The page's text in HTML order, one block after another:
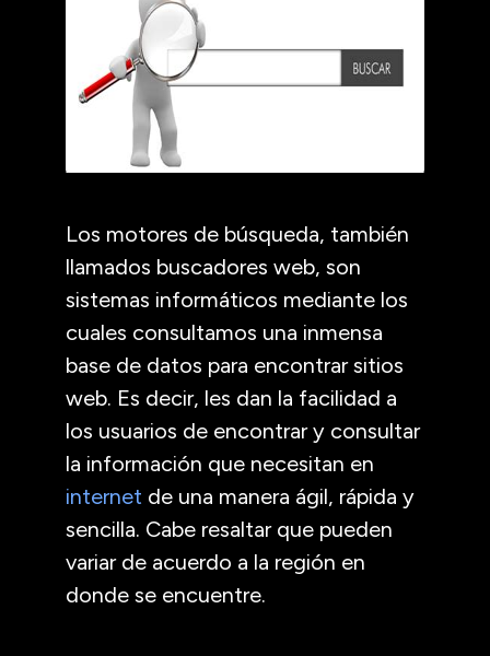
Los motores de búsqueda, también
llamados buscadores web, son
sistemas informáticos mediante los
cuales consultamos una inmensa
base de datos para encontrar sitios
web. Es decir, les dan la facilidad a
los usuarios de encontrar y consultar
la información que necesitan en
internet de una manera ágil, rápida y
sencilla. Cabe resaltar que pueden
variar de acuerdo a la región en
donde se encuentre.